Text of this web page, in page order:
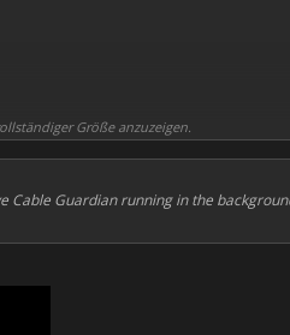
Größe anzuzeigen.
Cable Guardian running in the